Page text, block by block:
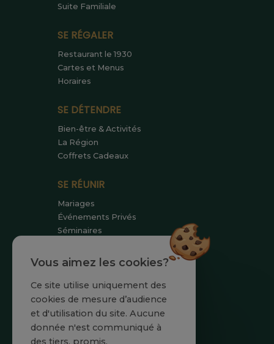
Suite Familiale
SE RÉGALER
Restaurant le 1930
Cartes et Menus
Horaires
SE DÉTENDRE
Bien-être & Activités
La Région
Coffrets Cadeaux
SE RÉUNIR
Mariages
Événements Privés
Séminaires
SE RENCONTRER
Engagements
Actualités
Vous aimez les cookies?
Ce site utilise uniquement des
cookies de mesure d’audience
et d'utilisation du site. Aucune
donnée n'est communiqué à
des tiers, promis.